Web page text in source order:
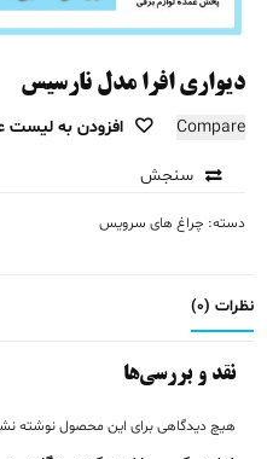
دیواری افرا مدل نارسیس
Compare افزودن به لیست
سنجش
دسته: چراغ های سرویس
نظرات (0)
نقد و بررسی‌ها
هیچ دیدگاهی برای این محصول نوشته